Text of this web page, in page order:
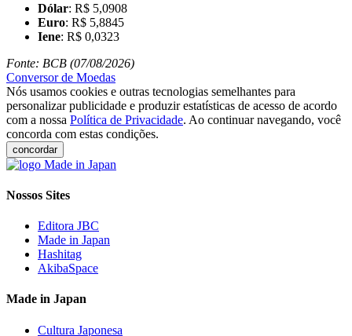
Dólar: R$ 5,0908
Euro: R$ 5,8845
Iene: R$ 0,0323
Fonte: BCB (07/08/2026)
Conversor de Moedas
Nós usamos cookies e outras tecnologias semelhantes para
personalizar publicidade e produzir estatísticas de acesso de acordo
com a nossa Política de Privacidade. Ao continuar navegando, você
concorda com estas condições.
concordar
Nossos Sites
Editora JBC
Made in Japan
Hashitag
AkibaSpace
Made in Japan
Cultura Japonesa